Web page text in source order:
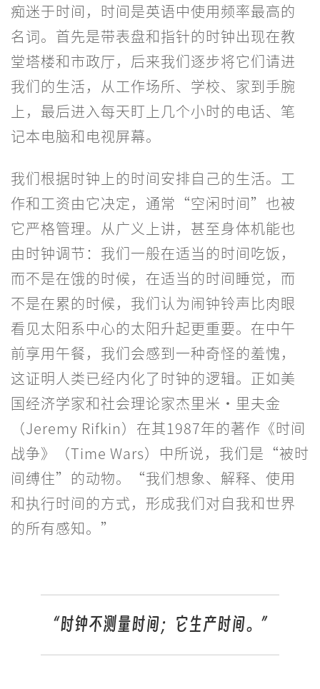
痴迷于时间，时间是英语中使用频率最高的
名词。首先是带表盘和指针的时钟出现在教
堂塔楼和市政厅，后来我们逐步将它们请进
我们的生活，从工作场所、学校、家到手腕
上，最后进入每天盯上几个小时的电话、笔
记本电脑和电视屏幕。
我们根据时钟上的时间安排自己的生活。工
作和工资由它决定，通常“空闲时间”也被
它严格管理。从广义上讲，甚至身体机能也
由时钟调节：我们一般在适当的时间吃饭，
而不是在饿的时候，在适当的时间睡觉，而
不是在累的时候，我们认为闹钟铃声比肉眼
看见太阳系中心的太阳升起更重要。在中午
前享用午餐，我们会感到一种奇怪的羞愧，
这证明人类已经内化了时钟的逻辑。正如美
国经济学家和社会理论家杰里米·里夫金
（Jeremy Rifkin）在其1987年的著作《时间
战争》（Time Wars）中所说，我们是“被时
间缚住”的动物。“我们想象、解释、使用
和执行时间的方式，形成我们对自我和世界
的所有感知。”
“时钟不测量时间；它生产时间。”